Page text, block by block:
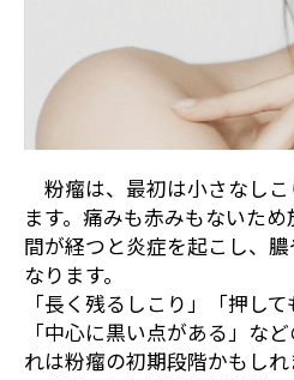
粉瘤は、最初は小さなし
ます。痛みも赤みもないた
間が経つと炎症を起こし、
なります。
「長く残るしこり」「押し
「中心に黒い点がある」な
れは粉瘤の初期段階かもしれ